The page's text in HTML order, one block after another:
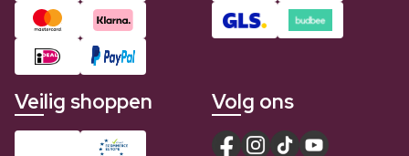
Veilig shoppen Volg ons